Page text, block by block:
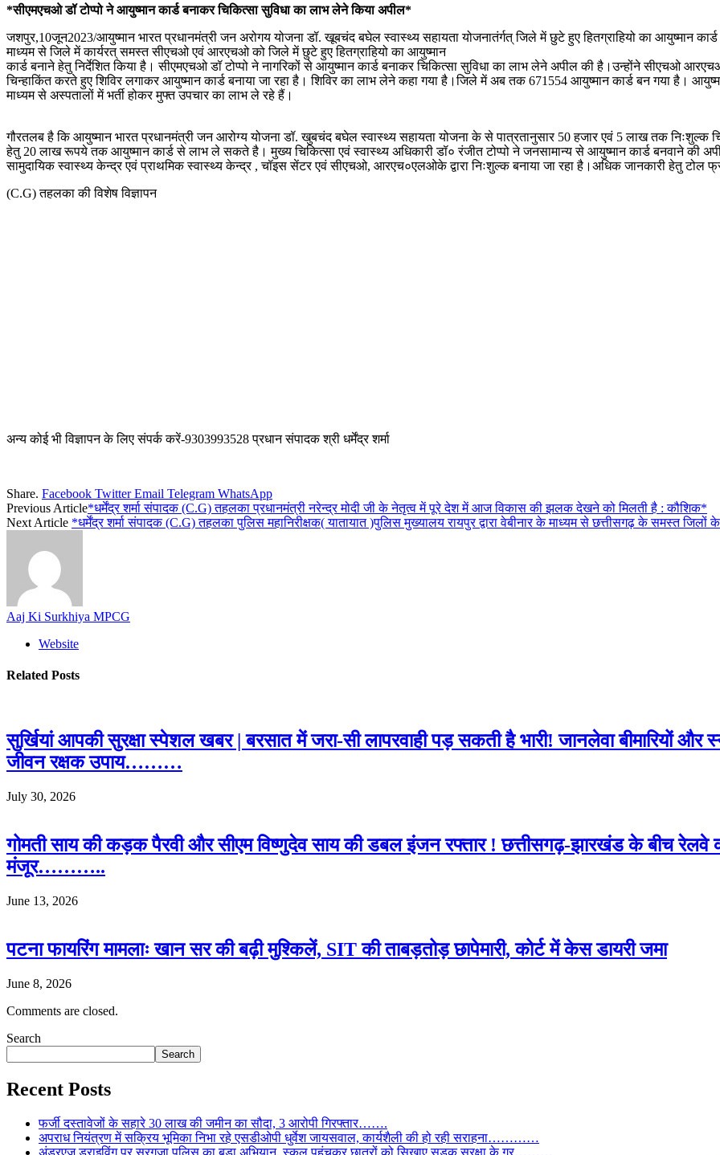
*सीएमएचओ डॉ टोप्पो ने आयुष्मान कार्ड बनाकर चिकित्सा सुविधा का लाभ लेने किया अपील*
जशपुर,10जून2023/आयुष्मान भारत प्रधानमंत्री जन अरोगय योजना डॉ. खूबचंद बघेल स्वास्थ्य सहायता योजनातंर्गत् जिले में छुटे हुए हितग्राहियो का आयुष्मान कार्ड
माध्यम से जिले में कार्यरत् समस्त सीएचओ एवं आरएचओ को जिले में छुटे हुए हितग्राहियो का आयुष्मान
कार्ड बनाने हेतु निर्देशित किया है। सीएमएचओ डॉ टोप्पो ने नागरिकों से आयुष्मान कार्ड बनाकर चिकित्सा सुविधा का लाभ लेने अपील की है।उन्होंने सीएचओ
चिन्हाकिंत करते हुए शिविर लगाकर आयुष्मान कार्ड बनाया जा रहा है। शिविर का लाभ लेने कहा गया है।जिले में अब तक 671554 आयुष्मान कार्ड बन गया है।
माध्यम से अस्पतालों में भर्ती होकर मुफ्त उपचार का लाभ ले रहे हैं।
गौरतलब है कि आयुष्मान भारत प्रधानमंत्री जन आरोग्य योजना डॉ. खुबचंद बघेल स्वास्थ्य सहायता योजना के से पात्रतानुसार 50 हजार एवं 5 लाख तक निःशुल्क
हेतु 20 लाख रूपये तक आयुष्मान कार्ड से लाभ ले सकते है। मुख्य चिकित्सा एवं स्वास्थ्य अधिकारी डॉ० रंजीत टोप्पो ने जनसामान्य से आयुष्मान कार्ड बनवाने की
सामुदायिक स्वास्थ्य केन्द्र एवं प्राथमिक स्वास्थ्य केन्द्र , चॉइस सेंटर एवं सीएचओ, आरएच०एलओके द्वारा निःशुल्क बनाया जा रहा है।अधिक जानकारी हेतु टोल
(C.G) तहलका की विशेष विज्ञापन
अन्य कोई भी विज्ञापन के लिए संपर्क करें-9303993528 प्रधान संपादक श्री धर्मेंद्र शर्मा
Share. Facebook Twitter Email Telegram WhatsApp
Previous Article*धर्मेंद्र शर्मा संपादक (C.G) तहलका प्रधानमंत्री नरेन्द्र मोदी जी के नेतृत्व में पूरे देश में आज विकास की झलक देखने को मिलती है : कौशिक*
Next Article *धर्मेंद्र शर्मा संपादक (C.G) तहलका पुलिस महानिरीक्षक( यातायात )पुलिस मुख्यालय रायपुर द्वारा वेबीनार के माध्यम से छत्तीसगढ़ के समस्त जिलों
Aaj Ki Surkhiya MPCG
Website
Related Posts
सुर्खियां आपकी सुरक्षा स्पेशल खबर | बरसात में जरा-सी लापरवाही पड़ सकती है भारी! जानलेवा बीमारियों
जीवन रक्षक उपाय………
July 30, 2026
गोमती साय की कड़क पैरवी और सीएम विष्णुदेव साय की डबल इंजन रफ्तार ! छत्तीसगढ़-झारखंड के बीच
मंजूर………..
June 13, 2026
पटना फायरिंग मामलाः खान सर की बढ़ी मुश्किलें, SIT की ताबड़तोड़ छापेमारी, कोर्ट में केस डायरी जमा
June 8, 2026
Comments are closed.
Search
Search
Recent Posts
फर्जी दस्तावेजों के सहारे 30 लाख की जमीन का सौदा, 3 आरोपी गिरफ्तार…….
अपराध नियंत्रण में सक्रिय भूमिका निभा रहे एसडीओपी धुर्वेश जायसवाल, कार्यशैली की हो रही सराहना…………
अंडरएज ड्राइविंग पर सरगुजा पुलिस का बड़ा अभियान, स्कूल पहुंचकर छात्रों को सिखाए सड़क सुरक्षा के गुर………